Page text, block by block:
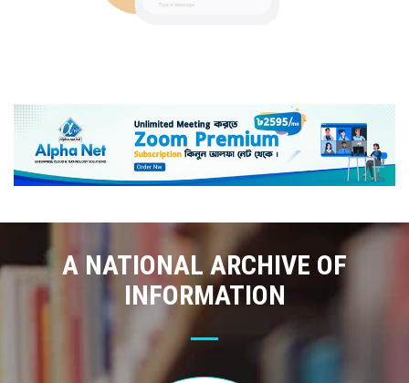
A NATIONAL ARCHIVE OF
INFORMATION